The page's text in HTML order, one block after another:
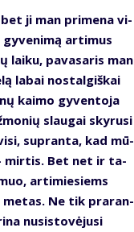
bet ji man pri­me­na vi­
ar­ti­mus
lai­ku, pa­va­sa­ris man
la­bai nos­tal­giš­kai
kai­mo gy­ven­to­ja
slau­gai sky­ru­si
su­pran­ta, kad mū­
mir­tis. Bet net ir ta­
ar­ti­mie­siems
me­tas. Ne tik pra­ran­
nu­si­sto­vė­ju­si